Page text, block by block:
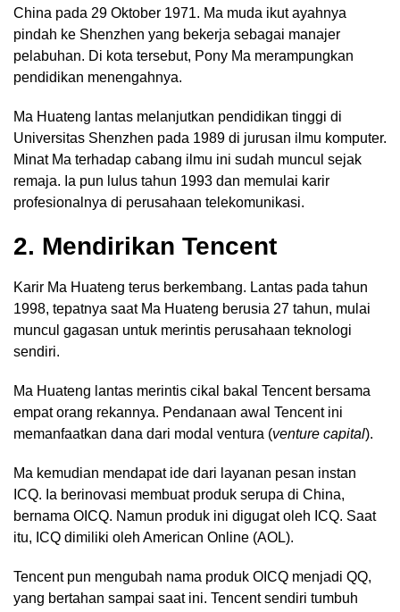
China pada 29 Oktober 1971. Ma muda ikut ayahnya
pindah ke Shenzhen yang bekerja sebagai manajer
pelabuhan. Di kota tersebut, Pony Ma merampungkan
pendidikan menengahnya.
Ma Huateng lantas melanjutkan pendidikan tinggi di
Universitas Shenzhen pada 1989 di jurusan ilmu komputer.
Minat Ma terhadap cabang ilmu ini sudah muncul sejak
remaja. Ia pun lulus tahun 1993 dan memulai karir
profesionalnya di perusahaan telekomunikasi.
2. Mendirikan Tencent
Karir Ma Huateng terus berkembang. Lantas pada tahun
1998, tepatnya saat Ma Huateng berusia 27 tahun, mulai
muncul gagasan untuk merintis perusahaan teknologi
sendiri.
Ma Huateng lantas merintis cikal bakal Tencent bersama
empat orang rekannya. Pendanaan awal Tencent ini
memanfaatkan dana dari modal ventura (venture capital).
Ma kemudian mendapat ide dari layanan pesan instan
ICQ. Ia berinovasi membuat produk serupa di China,
bernama OICQ. Namun produk ini digugat oleh ICQ. Saat
itu, ICQ dimiliki oleh American Online (AOL).
Tencent pun mengubah nama produk OICQ menjadi QQ,
yang bertahan sampai saat ini. Tencent sendiri tumbuh